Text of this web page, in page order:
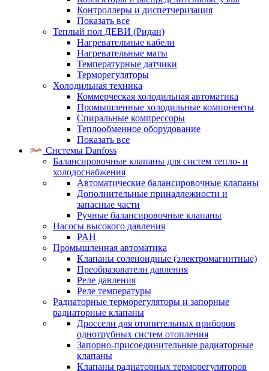
Контроллеры и диспетчеризация
Показать все
Теплый пол ДЕВИ (Ридан)
Нагревательные кабели
Нагревательные маты
Температурные датчики
Терморегуляторы
Холодильная техника
Коммерческая холодильная автоматика
Промышленные холодильные компоненты
Спиральные компрессоры
Теплообменное оборудование
Показать все
Системы Danfoss
Балансировочные клапаны для систем тепло- и
холодоснабжения
Автоматические балансировочные клапаны
Дополнительные принадлежности и
запасные части
Ручные балансировочные клапаны
Насосы высокого давления
PAH
Промышленная автоматика
Клапаны соленоидные (электромагнитные)
Преобразователи давления
Реле давления
Реле температуры
Радиаторные терморегуляторы и запорные
радиаторные клапаны
Дроссели для отопительных приборов
однотрубных систем отопления
Запорно-присоединительные радиаторные
клапаны
Клапаны радиаторных терморегуляторов